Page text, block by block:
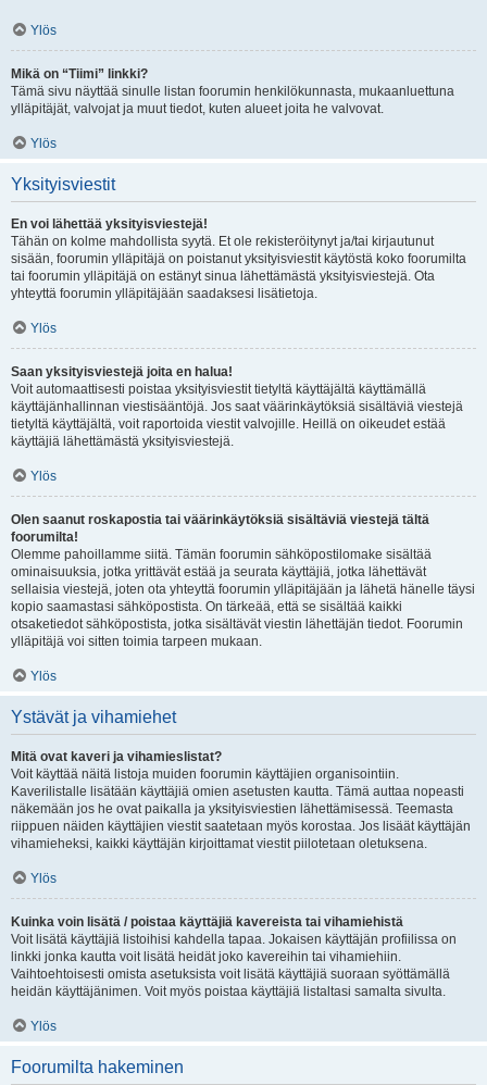
Ylös
Mikä on “Tiimi” linkki?
Tämä sivu näyttää sinulle listan foorumin henkilökunnasta, mukaanluettuna
ylläpitäjät, valvojat ja muut tiedot, kuten alueet joita he valvovat.
Ylös
Yksityisviestit
En voi lähettää yksityisviestejä!
Tähän on kolme mahdollista syytä. Et ole rekisteröitynyt ja/tai kirjautunut
sisään, foorumin ylläpitäjä on poistanut yksityisviestit käytöstä koko foorumilta
tai foorumin ylläpitäjä on estänyt sinua lähettämästä yksityisviestejä. Ota
yhteyttä foorumin ylläpitäjään saadaksesi lisätietoja.
Ylös
Saan yksityisviestejä joita en halua!
Voit automaattisesti poistaa yksityisviestit tietyltä käyttäjältä käyttämällä
käyttäjänhallinnan viestisääntöjä. Jos saat väärinkäytöksiä sisältäviä viestejä
tietyltä käyttäjältä, voit raportoida viestit valvojille. Heillä on oikeudet estää
käyttäjiä lähettämästä yksityisviestejä.
Ylös
Olen saanut roskapostia tai väärinkäytöksiä sisältäviä viestejä tältä
foorumilta!
Olemme pahoillamme siitä. Tämän foorumin sähköpostilomake sisältää
ominaisuuksia, jotka yrittävät estää ja seurata käyttäjiä, jotka lähettävät
sellaisia viestejä, joten ota yhteyttä foorumin ylläpitäjään ja lähetä hänelle täysi
kopio saamastasi sähköpostista. On tärkeää, että se sisältää kaikki
otsaketiedot sähköpostista, jotka sisältävät viestin lähettäjän tiedot. Foorumin
ylläpitäjä voi sitten toimia tarpeen mukaan.
Ylös
Ystävät ja vihamiehet
Mitä ovat kaveri ja vihamieslistat?
Voit käyttää näitä listoja muiden foorumin käyttäjien organisointiin.
Kaverilistalle lisätään käyttäjiä omien asetusten kautta. Tämä auttaa nopeasti
näkemään jos he ovat paikalla ja yksityisviestien lähettämisessä. Teemasta
riippuen näiden käyttäjien viestit saatetaan myös korostaa. Jos lisäät käyttäjän
vihamieheksi, kaikki käyttäjän kirjoittamat viestit piilotetaan oletuksena.
Ylös
Kuinka voin lisätä / poistaa käyttäjiä kavereista tai vihamiehistä
Voit lisätä käyttäjiä listoihisi kahdella tapaa. Jokaisen käyttäjän profiilissa on
linkki jonka kautta voit lisätä heidät joko kavereihin tai vihamiehiin.
Vaihtoehtoisesti omista asetuksista voit lisätä käyttäjiä suoraan syöttämällä
heidän käyttäjänimen. Voit myös poistaa käyttäjiä listaltasi samalta sivulta.
Ylös
Foorumilta hakeminen